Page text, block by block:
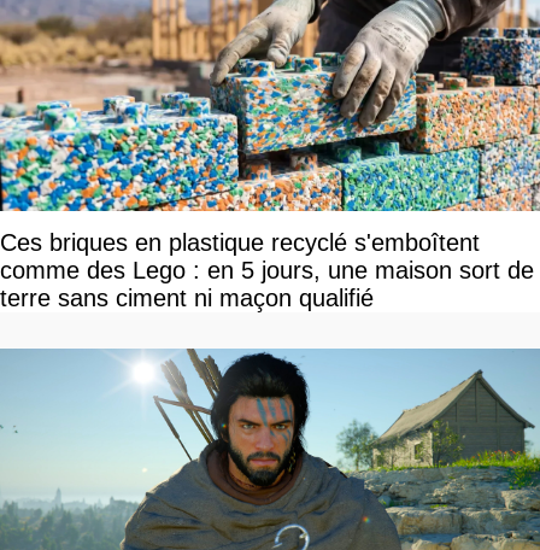
Ces briques en plastique recyclé s'emboîtent
comme des Lego : en 5 jours, une maison sort de
terre sans ciment ni maçon qualifié